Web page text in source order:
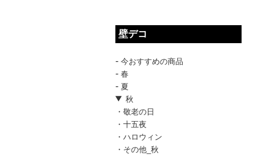
壁デコ
- 今おすすめの商品
- 春
- 夏
秋
・敬老の日
・十五夜
・ハロウィン
・その他_秋